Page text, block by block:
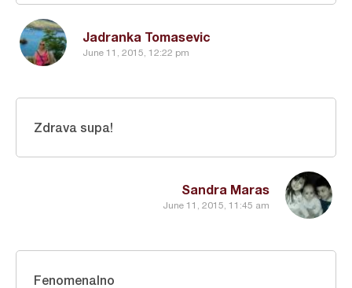
Jadranka Tomasevic
June 11, 2015, 12:22 pm
Sandra Maras
June 11, 2015, 11:45 am
Zdrava supa!
Fenomenalno